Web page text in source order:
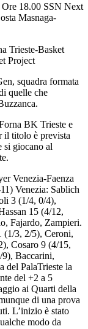
18.00 SSN Next
Masnaga-
Trieste-Basket
Project
squadra formata
quelle che
BK Trieste e
il titolo è prevista
si giocano al
Venezia-Faenza
Venezia: Sablich
3 (1/4, 0/4),
15 (4/12,
Fajardo, Zampieri.
3, 2/5), Ceroni,
Cosaro 9 (4/15,
Baccarini,
del PalaTrieste la
del +2 a 5
ai Quarti della
di una prova
L’inizio è stato
modo da